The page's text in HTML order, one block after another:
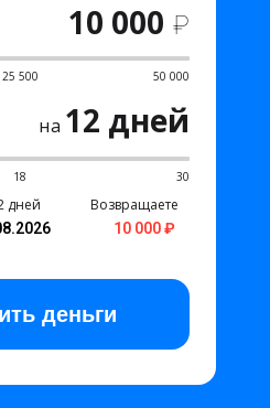
10 000 ₽
25 500 50 000
на 12 дней
18 30
дней Возвращаете
10 000 ₽
деньги